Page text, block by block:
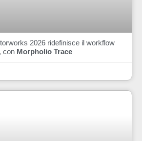
2026 ridefinisce il workflow
con Morpholio Trace